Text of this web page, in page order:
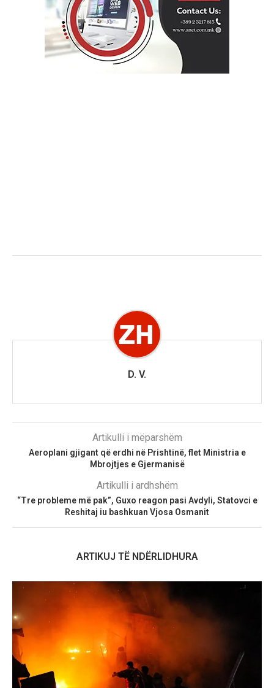
D. V.
Artikulli i mëparshëm
Aeroplani gjigant që erdhi në Prishtinë, flet Ministria e
Mbrojtjes e Gjermanisë
Artikulli i ardhshëm
“Tre probleme më pak”, Guxo reagon pasi Avdyli, Statovci e
Reshitaj iu bashkuan Vjosa Osmanit
ARTIKUJ TË NDËRLIDHURA